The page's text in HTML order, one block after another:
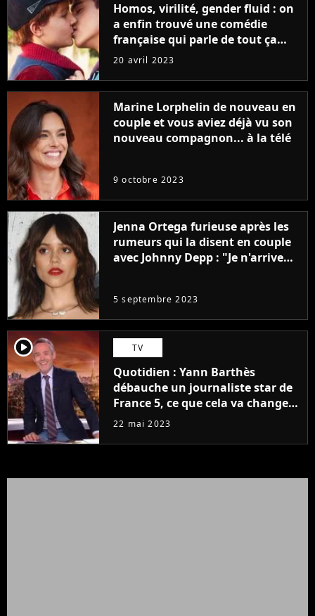
Homos, virilité, gender fluid : on
a enfin trouvé une comédie
française qui parle de tout ça
sans être super ringarde
20 avril 2023
Marine Lorphelin de nouveau en
couple et vous aviez déjà vu son
nouveau compagnon... à la télé
9 octobre 2023
Jenna Ortega furieuse après les
rumeurs qui la disent en couple
avec Johnny Depp : "Je n'arrive
5 septembre 2023
player2 TV
Quotidien : Yann Barthès
débauche un journaliste star de
France 5, ce que cela va changer
à la rentrée
22 mai 2023